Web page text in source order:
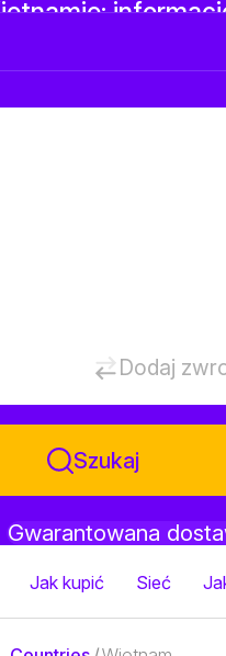
Dodaj
Szukaj
Gwarantowana
Jak kupić Sieć